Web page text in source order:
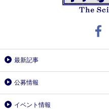
最新記事
公募情報
イベント情報